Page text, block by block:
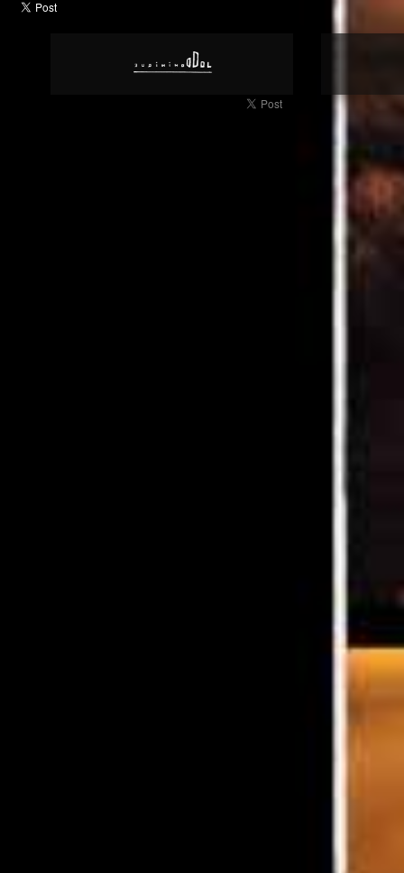
Livre d'Art | Genome | Dominique Dol | Site Web | Officiel | Art
d'Accueil | Génome | Terre | Semence | Gène | Brevet |
Publication | Photographie de Paysage | Photographie
Photographie | Art | Dominique Dol | Site Web | Arts Visuels |
Artiste International | Photographe Contemporain |
Contemporain | Art International | Couleur | Noir et Blanc |
Publication | Français | Europe | Quadrilatère | Géométrique |
Angle | Parallélisme | Figure | Angle Droit | Surface | Espace |
Géométrique | Côtés Parallèles | Quatre Côtés | Géométrie |